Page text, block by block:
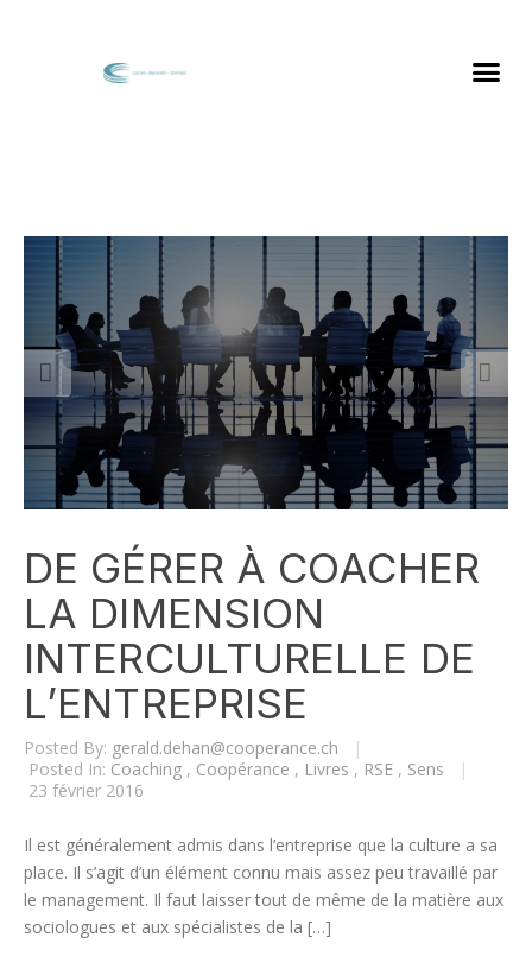
DE GÉRER À COACHER
LA DIMENSION
INTERCULTURELLE DE
L’ENTREPRISE
Posted By: gerald.dehan@cooperance.ch
|
Posted In: Coaching , Coopérance , Livres , RSE , Sens
|
23 février 2016
Il est généralement admis dans l’entreprise que la culture a sa
place. Il s’agit d’un élément connu mais assez peu travaillé par
le management. Il faut laisser tout de même de la matière aux
sociologues et aux spécialistes de la […]